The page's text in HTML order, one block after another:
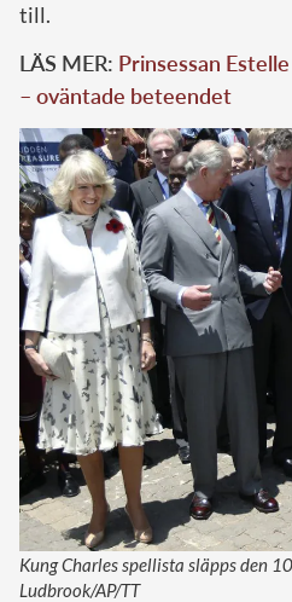
till.
LÄS MER: Prinsessan
– oväntade beteendet
Kung Charles spellista släpps den
Ludbrook/AP/TT